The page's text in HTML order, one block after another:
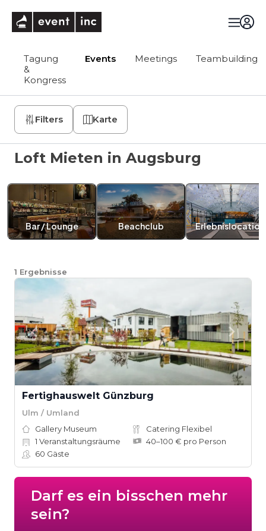
Tagung
&
Kongress
Events Meetings Teambuilding
Filters Karte
Loft Mieten in Augsburg
Bar / Lounge Beachclub Erlebnislocation
1 Ergebnisse
Fertighauswelt Günzburg
Ulm / Umland
Gallery Museum
Catering Flexibel
1 Veranstaltungsräume
40–100 € pro Person
60 Gäste
Darf es ein bisschen mehr
sein?